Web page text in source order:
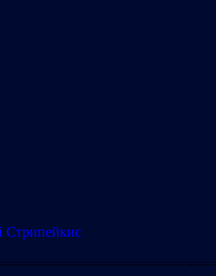
Стрипейкис